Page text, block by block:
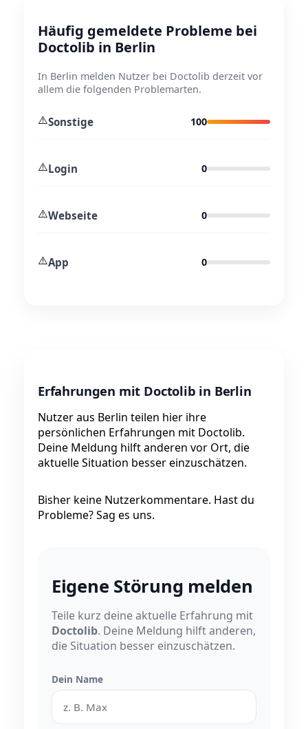
Häufig gemeldete Probleme bei
Doctolib in Berlin
In Berlin melden Nutzer bei Doctolib derzeit vor
allem die folgenden Problemarten.
⚠️Sonstige 100
⚠️Login 0
⚠️Webseite 0
⚠️App 0
Erfahrungen mit Doctolib in Berlin
Nutzer aus Berlin teilen hier ihre
persönlichen Erfahrungen mit Doctolib.
Deine Meldung hilft anderen vor Ort, die
aktuelle Situation besser einzuschätzen.
Bisher keine Nutzerkommentare. Hast du
Probleme? Sag es uns.
Eigene Störung melden
Teile kurz deine aktuelle Erfahrung mit
Doctolib. Deine Meldung hilft anderen,
die Situation besser einzuschätzen.
Dein Name